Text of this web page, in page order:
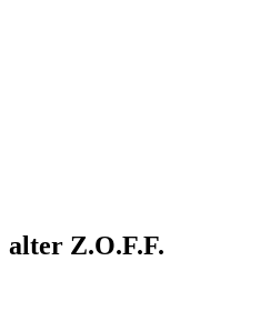
alter Z.O.F.F.